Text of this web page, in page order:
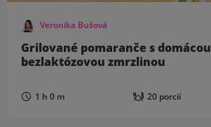
Veronika Bušová
Grilované pomaranče s domácou
bezlaktózovou zmrzlinou
1 h 0 m 20 porcií